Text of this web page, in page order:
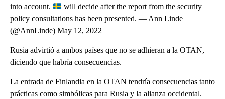
into account.
will decide after the report from the security
policy consultations has been presented. — Ann Linde
(@AnnLinde) May 12, 2022
Rusia advirtió a ambos países que no se adhieran a la OTAN,
diciendo que habría consecuencias.
La entrada de Finlandia en la OTAN tendría consecuencias tanto
prácticas como simbólicas para Rusia y la alianza occidental.